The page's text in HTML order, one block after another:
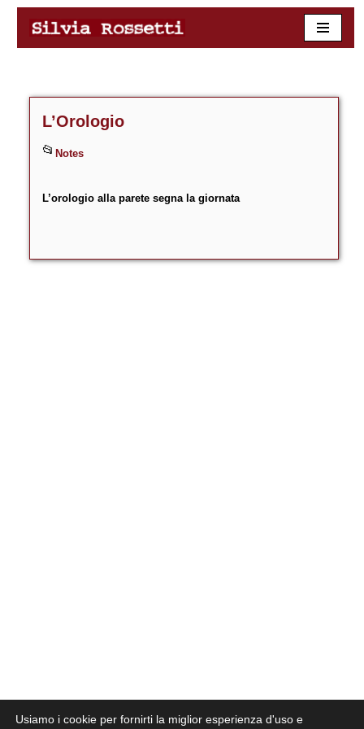
Skip
content
L’Orologio
Notes
L’orologio alla parete segna la giornata
Usiamo i cookie per fornirti la miglior esperienza d'uso e